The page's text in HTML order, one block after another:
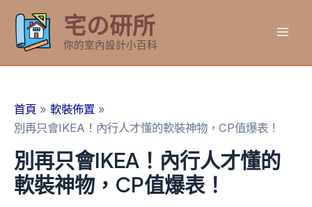
要
宅の研所
你的室內設計小百科
首頁
軟裝佈置
別再只會IKEA！內行人才懂的軟裝神物，CP值爆表！
別再只會IKEA！內行人才懂的
軟裝神物，CP值爆表！